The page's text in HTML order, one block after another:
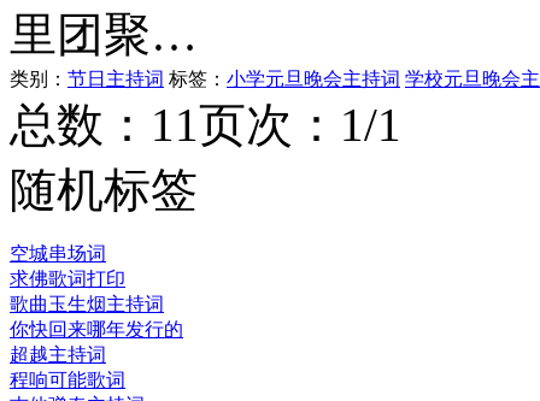
里团聚…
类别： 节日主持词 标签： 小学元旦晚会主持词 学校元旦晚会
总数：11页次：1/1
随机标签
空城串场词
求佛歌词打印
歌曲玉生烟主持词
你快回来哪年发行的
超越主持词
程响可能歌词